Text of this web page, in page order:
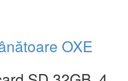
OXE